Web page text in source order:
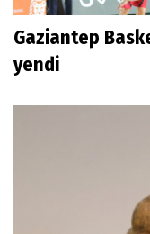
Gaziantep
yendi